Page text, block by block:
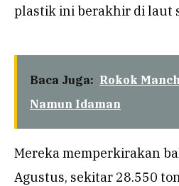
plastik ini berakhir di laut
Baca Juga: Rokok
Namun Idaman
Mereka memperkirakan
Agustus, sekitar 28.550